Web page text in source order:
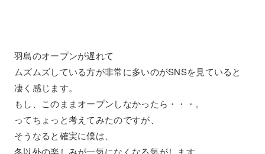
羽島のオープンが遅れて
ムズムズしている方が非常に多いのがSNSを見ていると
凄く感じます。
もし、このままオープンしなかったら・・・。
ってちょっと考えてみたのですが、
そうなると確実に僕は、
冬以外の楽しみが一気になくなる気がします。